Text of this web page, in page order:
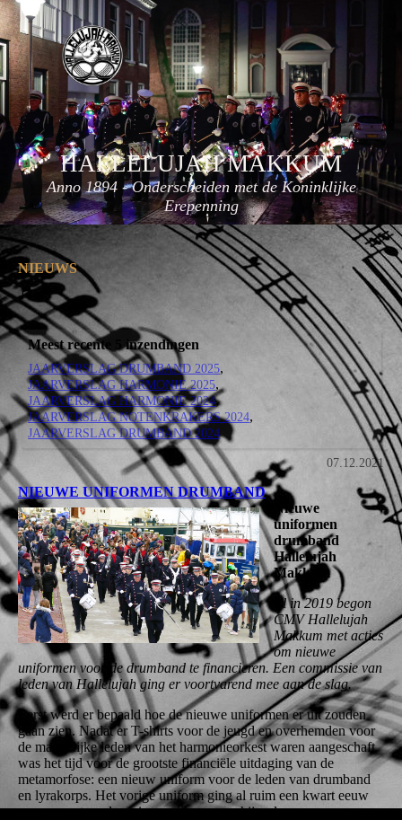
HALLELUJAHMAKKUM
Anno 1894 - Onderscheiden met de Koninklijke
Erepenning
NIEUWS
Meest recente 5 inzendingen
JAARVERSLAG DRUMBAND 2025
JAARVERSLAG HARMONIE 2025
JAARVERSLAG HARMONIE 2024
JAARVERSLAG NOTENKRAKERS 2024
JAARVERSLAG DRUMBAND 2024
07.12.2021
NIEUWE UNIFORMEN DRUMBAND
Nieuwe
uniformen
drumband
Hallelujah
Makkum
Al in 2019 begon
CMV Hallelujah
Makkum met acties
om nieuwe
uniformen voor de drumband te financieren. Een commissie van
leden van Hallelujah ging er voortvarend mee aan de slag.
Eerst werd er bepaald hoe de nieuwe uniformen er uit zouden
gaan zien. Nadat er T-shirts voor de jeugd en overhemden voor
de mannelijke leden van het harmonieorkest waren aangeschaft
was het tijd voor de grootste financiële uitdaging van de
metamorfose: een nieuw uniform voor de leden van drumband
en lyrakorps. Het vorige uniform ging al ruim een kwart eeuw
mee en vertoonde serieuze slijtageverschijnselen.